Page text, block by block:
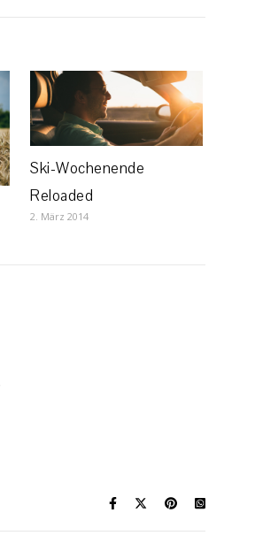
Ski-Wochenende
Reloaded
2. März 2014